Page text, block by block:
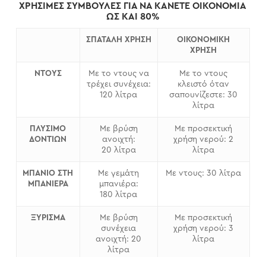
ΧΡΗΣΙΜΕΣ ΣΥΜΒΟΥΛΕΣ ΓΙΑ ΝΑ ΚΑΝΕΤΕ ΟΙΚΟΝΟΜΙΑ
ΩΣ ΚΑΙ 80%
ΣΠΑΤΑΛΗ ΧΡΗΣΗ
ΟΙΚΟΝΟΜΙΚΗ
ΧΡΗΣΗ
ΝΤΟΥΣ
Με το ντους να
τρέχει συνέχεια:
120 λίτρα
Με το ντους
κλειστό όταν
σαπουνίζεστε: 30
λίτρα
ΠΛΥΣΙΜΟ
ΔΟΝΤΙΩΝ
Με βρύση
ανοιχτή:
20 λίτρα
Με προσεκτική
χρήση νερού: 2
λίτρα
ΜΠΑΝΙΟ ΣΤΗ
ΜΠΑΝΙΕΡΑ
Με γεμάτη
μπανιέρα:
180 λίτρα
Με ντους: 30 λίτρα
ΞΥΡΙΣΜΑ
Με βρύση
συνέχεια
ανοιχτή: 20
λίτρα
Με προσεκτική
χρήση νερού: 3
λίτρα